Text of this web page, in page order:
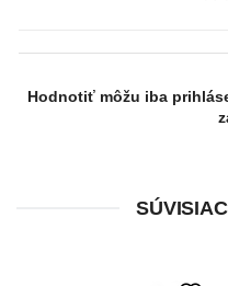
Hodnotiť môžu iba